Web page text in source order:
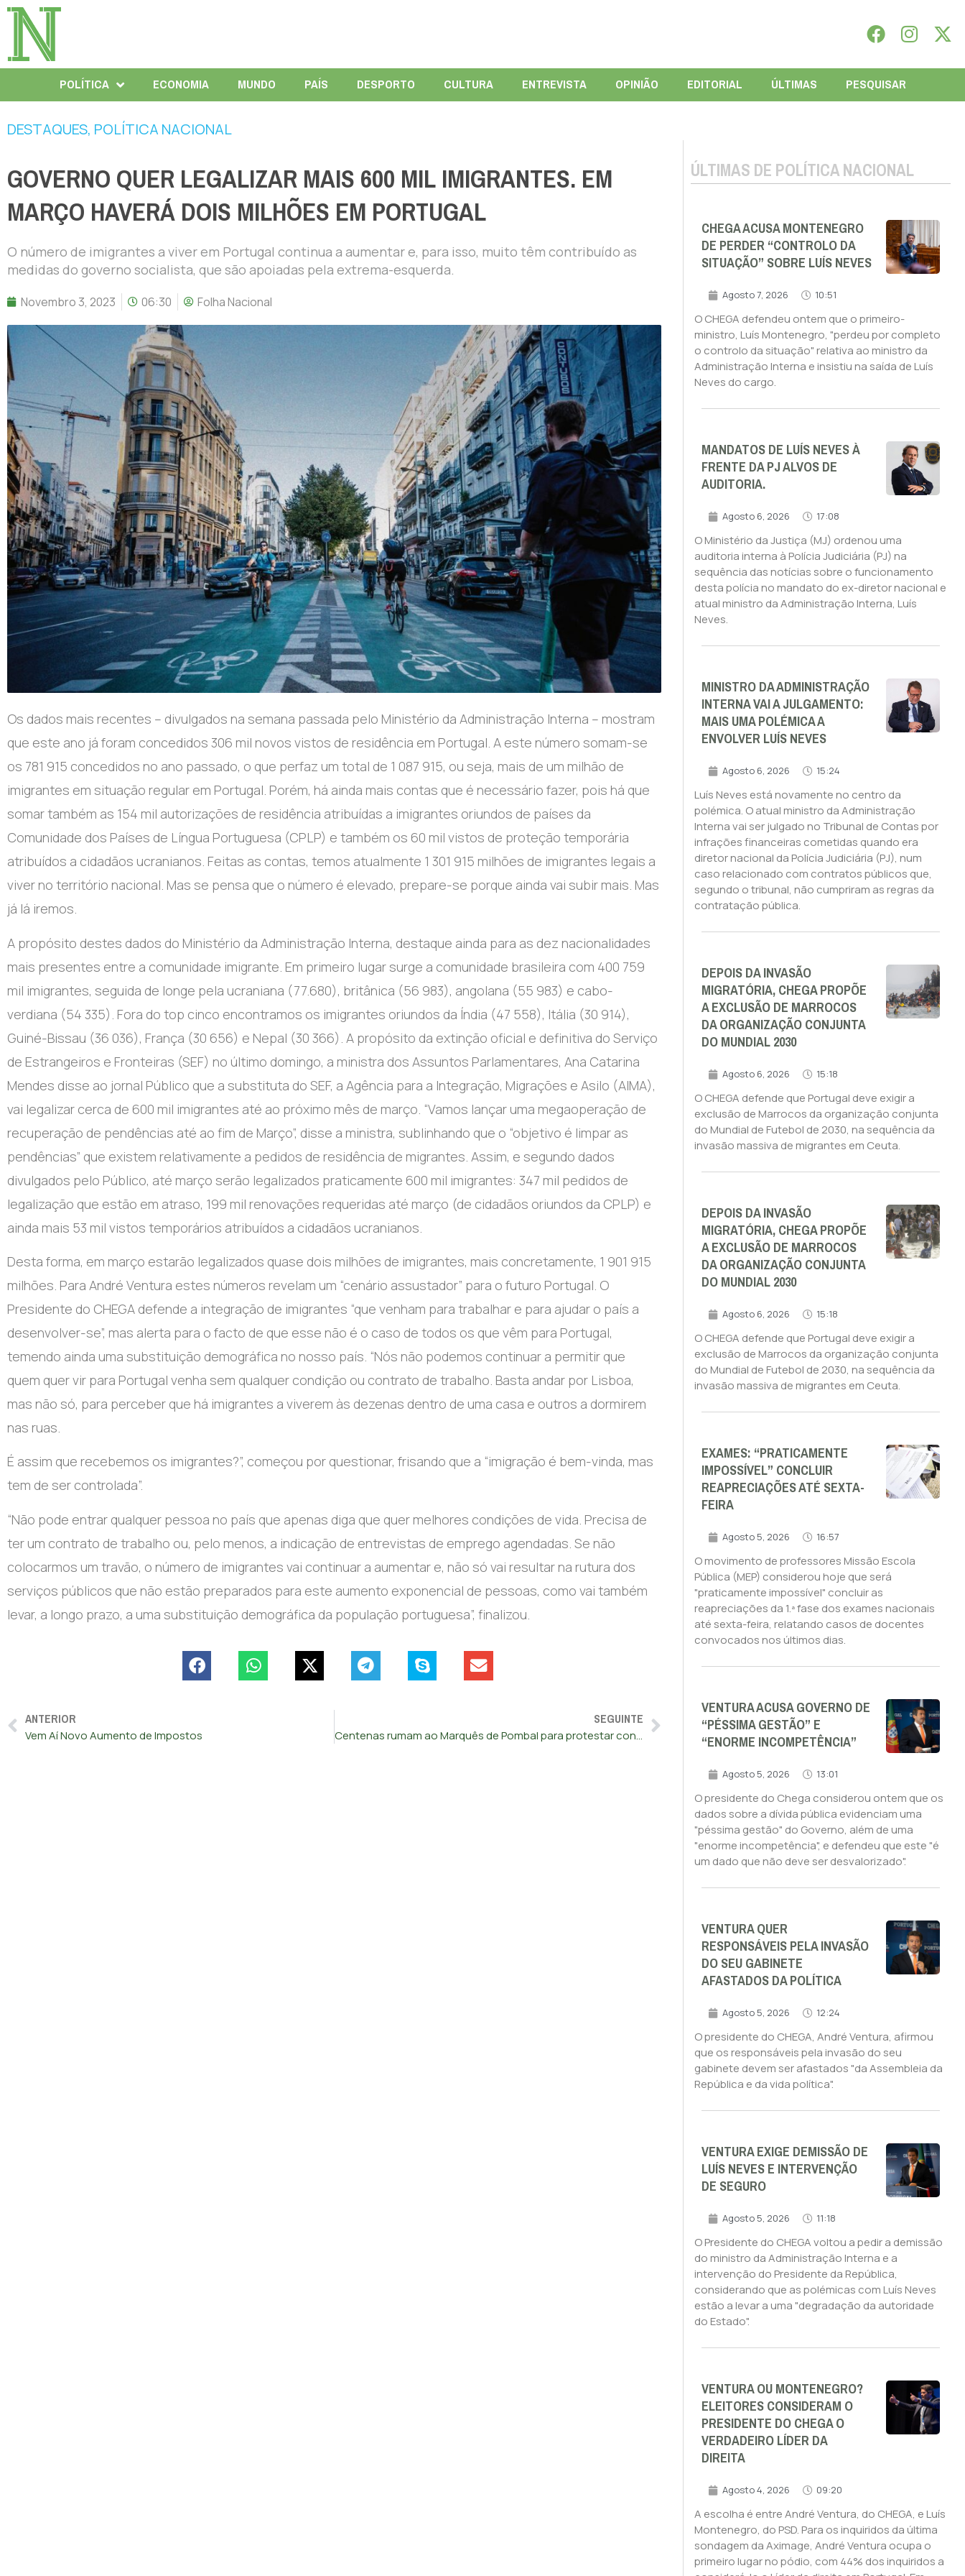
POLÍTICA ECONOMIA MUNDO PAÍS DESPORTO CULTURA ENTREVISTA OPINIÃO EDITORIAL ÚLTIMAS PESQUISAR
DESTAQUES, POLÍTICA NACIONAL
GOVERNO QUER LEGALIZAR MAIS 600 MIL IMIGRANTES. EM
MARÇO HAVERÁ DOIS MILHÕES EM PORTUGAL
O número de imigrantes a viver em Portugal continua a aumentar e, para isso, muito têm contribuído as
medidas do governo socialista, que são apoiadas pela extrema-esquerda.
Novembro 3, 2023 06:30 Folha Nacional
Os dados mais recentes – divulgados na semana passada pelo Ministério da Administração Interna – mostram
que este ano já foram concedidos 306 mil novos vistos de residência em Portugal. A este número somam-se
os 781 915 concedidos no ano passado, o que perfaz um total de 1 087 915, ou seja, mais de um milhão de
imigrantes em situação regular em Portugal. Porém, há ainda mais contas que é necessário fazer, pois há que
somar também as 154 mil autorizações de residência atribuídas a imigrantes oriundos de países da
Comunidade dos Países de Língua Portuguesa (CPLP) e também os 60 mil vistos de proteção temporária
atribuídos a cidadãos ucranianos. Feitas as contas, temos atualmente 1 301 915 milhões de imigrantes legais a
viver no território nacional. Mas se pensa que o número é elevado, prepare-se porque ainda vai subir mais. Mas
já lá iremos.
A propósito destes dados do Ministério da Administração Interna, destaque ainda para as dez nacionalidades
mais presentes entre a comunidade imigrante. Em primeiro lugar surge a comunidade brasileira com 400 759
mil imigrantes, seguida de longe pela ucraniana (77.680), britânica (56 983), angolana (55 983) e cabo-
verdiana (54 335). Fora do top cinco encontramos os imigrantes oriundos da Índia (47 558), Itália (30 914),
Guiné-Bissau (36 036), França (30 656) e Nepal (30 366). A propósito da extinção oficial e definitiva do Serviço
de Estrangeiros e Fronteiras (SEF) no último domingo, a ministra dos Assuntos Parlamentares, Ana Catarina
Mendes disse ao jornal Público que a substituta do SEF, a Agência para a Integração, Migrações e Asilo (AIMA),
vai legalizar cerca de 600 mil imigrantes até ao próximo mês de março. “Vamos lançar uma megaoperação de
recuperação de pendências até ao fim de Março”, disse a ministra, sublinhando que o “objetivo é limpar as
pendências” que existem relativamente a pedidos de residência de migrantes. Assim, e segundo dados
divulgados pelo Público, até março serão legalizados praticamente 600 mil imigrantes: 347 mil pedidos de
legalização que estão em atraso, 199 mil renovações requeridas até março (de cidadãos oriundos da CPLP) e
ainda mais 53 mil vistos temporários atribuídos a cidadãos ucranianos.
Desta forma, em março estarão legalizados quase dois milhões de imigrantes, mais concretamente, 1 901 915
milhões. Para André Ventura estes números revelam um “cenário assustador” para o futuro Portugal. O
Presidente do CHEGA defende a integração de imigrantes “que venham para trabalhar e para ajudar o país a
desenvolver-se”, mas alerta para o facto de que esse não é o caso de todos os que vêm para Portugal,
temendo ainda uma substituição demográfica no nosso país. “Nós não podemos continuar a permitir que
quem quer vir para Portugal venha sem qualquer condição ou contrato de trabalho. Basta andar por Lisboa,
mas não só, para perceber que há imigrantes a viverem às dezenas dentro de uma casa e outros a dormirem
nas ruas.
É assim que recebemos os imigrantes?”, começou por questionar, frisando que a “imigração é bem-vinda, mas
tem de ser controlada”.
“Não pode entrar qualquer pessoa no país que apenas diga que quer melhores condições de vida. Precisa de
ter um contrato de trabalho ou, pelo menos, a indicação de entrevistas de emprego agendadas. Se não
colocarmos um travão, o número de imigrantes vai continuar a aumentar e, não só vai resultar na rutura dos
serviços públicos que não estão preparados para este aumento exponencial de pessoas, como vai também
levar, a longo prazo, a uma substituição demográfica da população portuguesa”, finalizou.
ANTERIOR
Vem Aí Novo Aumento de Impostos
SEGUINTE
Centenas rumam ao Marquês de Pombal para protestar contra o aumento do IUC
ÚLTIMAS DE POLÍTICA NACIONAL
CHEGA ACUSA MONTENEGRO
DE PERDER “CONTROLO DA
SITUAÇÃO” SOBRE LUÍS NEVES
Agosto 7, 2026 10:51
O CHEGA defendeu ontem que o primeiro-
ministro, Luís Montenegro, "perdeu por completo
o controlo da situação" relativa ao ministro da
Administração Interna e insistiu na saída de Luís
Neves do cargo.
MANDATOS DE LUÍS NEVES À
FRENTE DA PJ ALVOS DE
AUDITORIA.
Agosto 6, 2026 17:08
O Ministério da Justiça (MJ) ordenou uma
auditoria interna à Polícia Judiciária (PJ) na
sequência das notícias sobre o funcionamento
desta polícia no mandato do ex-diretor nacional e
atual ministro da Administração Interna, Luís
Neves.
MINISTRO DA ADMINISTRAÇÃO
INTERNA VAI A JULGAMENTO:
MAIS UMA POLÉMICA A
ENVOLVER LUÍS NEVES
Agosto 6, 2026 15:24
Luís Neves está novamente no centro da
polémica. O atual ministro da Administração
Interna vai ser julgado no Tribunal de Contas por
infrações financeiras cometidas quando era
diretor nacional da Polícia Judiciária (PJ), num
caso relacionado com contratos públicos que,
segundo o tribunal, não cumpriram as regras da
contratação pública.
DEPOIS DA INVASÃO
MIGRATÓRIA, CHEGA PROPÕE
A EXCLUSÃO DE MARROCOS
DA ORGANIZAÇÃO CONJUNTA
DO MUNDIAL 2030
Agosto 6, 2026 15:18
O CHEGA defende que Portugal deve exigir a
exclusão de Marrocos da organização conjunta
do Mundial de Futebol de 2030, na sequência da
invasão massiva de migrantes em Ceuta.
DEPOIS DA INVASÃO
MIGRATÓRIA, CHEGA PROPÕE
A EXCLUSÃO DE MARROCOS
DA ORGANIZAÇÃO CONJUNTA
DO MUNDIAL 2030
Agosto 6, 2026 15:18
O CHEGA defende que Portugal deve exigir a
exclusão de Marrocos da organização conjunta
do Mundial de Futebol de 2030, na sequência da
invasão massiva de migrantes em Ceuta.
EXAMES: “PRATICAMENTE
IMPOSSÍVEL” CONCLUIR
REAPRECIAÇÕES ATÉ SEXTA-
FEIRA
Agosto 5, 2026 16:57
O movimento de professores Missão Escola
Pública (MEP) considerou hoje que será
"praticamente impossível" concluir as
reapreciações da 1.ª fase dos exames nacionais
até sexta-feira, relatando casos de docentes
convocados nos últimos dias.
VENTURA ACUSA GOVERNO DE
“PÉSSIMA GESTÃO” E
“ENORME INCOMPETÊNCIA”
Agosto 5, 2026 13:01
O presidente do Chega considerou ontem que os
dados sobre a dívida pública evidenciam uma
"péssima gestão" do Governo, além de uma
"enorme incompetência", e defendeu que este "é
um dado que não deve ser desvalorizado".
VENTURA QUER
RESPONSÁVEIS PELA INVASÃO
DO SEU GABINETE
AFASTADOS DA POLÍTICA
Agosto 5, 2026 12:24
O presidente do CHEGA, André Ventura, afirmou
que os responsáveis pela invasão do seu
gabinete devem ser afastados "da Assembleia da
República e da vida política".
VENTURA EXIGE DEMISSÃO DE
LUÍS NEVES E INTERVENÇÃO
DE SEGURO
Agosto 5, 2026 11:18
O Presidente do CHEGA voltou a pedir a demissão
do ministro da Administração Interna e a
intervenção do Presidente da República,
considerando que as polémicas com Luís Neves
estão a levar a uma "degradação da autoridade
do Estado".
VENTURA OU MONTENEGRO?
ELEITORES CONSIDERAM O
PRESIDENTE DO CHEGA O
VERDADEIRO LÍDER DA
DIREITA
Agosto 4, 2026 09:20
A escolha é entre André Ventura, do CHEGA, e Luís
Montenegro, do PSD. Para os inquiridos da última
sondagem da Aximage, André Ventura ocupa o
primeiro lugar no pódio, com 44% dos inquiridos a